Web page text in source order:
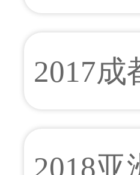
成都橡
2017
烈反响
2018